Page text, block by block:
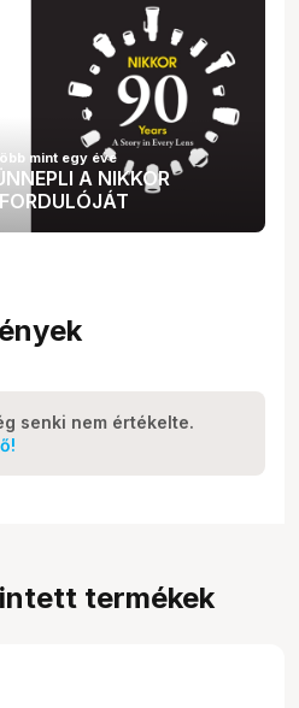
A NIKKOR
mint egy éve
senki nem értékelte.
termékek